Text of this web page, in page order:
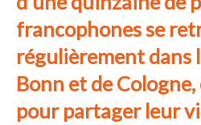
francophones se
régulièrement dans
Bonn et de
pour partager leur